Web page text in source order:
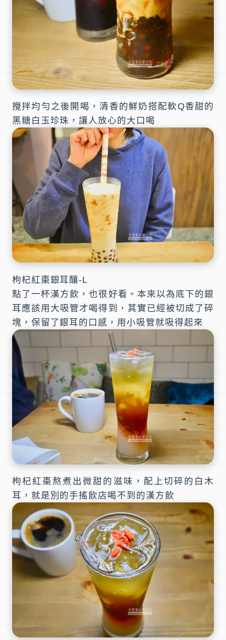
攪拌均勻之後開喝，清香的鮮奶搭配軟Q香甜的
黑糖白玉珍珠，讓人放心的大口喝
枸杞紅棗銀耳釀-L
點了一杯漢方飲，也很好看。本來以為底下的銀
耳應該用大吸管才喝得到，其實已經被切成了碎
塊，保留了銀耳的口感，用小吸管就吸得起來
枸杞紅棗熬煮出微甜的滋味，配上切碎的白木
耳，就是別的手搖飲店喝不到的漢方飲